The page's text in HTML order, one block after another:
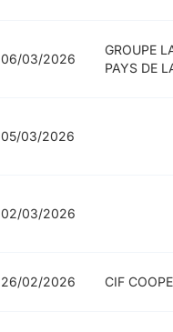
06/03/2026
GROUPE
PAYS DE
05/03/2026
02/03/2026
26/02/2026 CIF